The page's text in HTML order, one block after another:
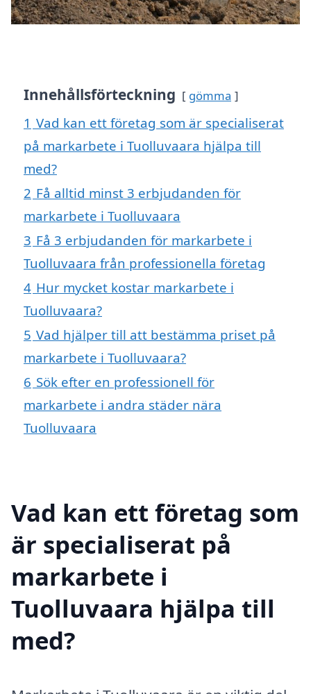
Innehållsförteckning gömma
1 Vad kan ett företag som är specialiserat
på markarbete i Tuolluvaara hjälpa till
med?
2 Få alltid minst 3 erbjudanden för
markarbete i Tuolluvaara
3 Få 3 erbjudanden för markarbete i
Tuolluvaara från professionella företag
4 Hur mycket kostar markarbete i
Tuolluvaara?
5 Vad hjälper till att bestämma priset på
markarbete i Tuolluvaara?
6 Sök efter en professionell för
markarbete i andra städer nära
Tuolluvaara
Vad kan ett företag som
är specialiserat på
markarbete i
Tuolluvaara hjälpa till
med?